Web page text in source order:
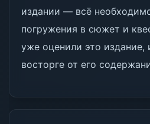
издании — всё
погружения в сюжет и
уже оценили это издание,
восторге от его